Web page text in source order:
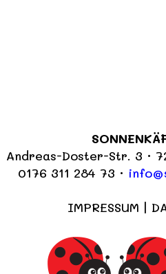
Andreas-Doster-Str. 3 ·
0176 311 284 73 ·
IMPRESSUM |